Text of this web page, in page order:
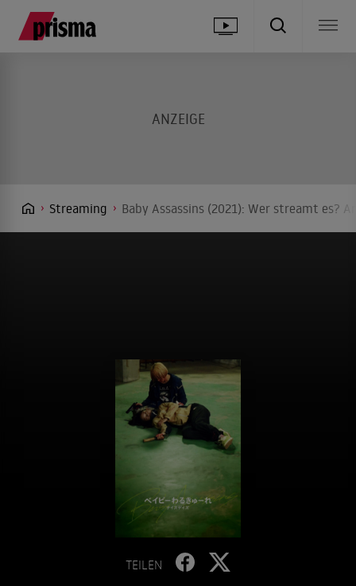
Streaming Baby Assassins (2021): Wer streamt es?
TEILEN